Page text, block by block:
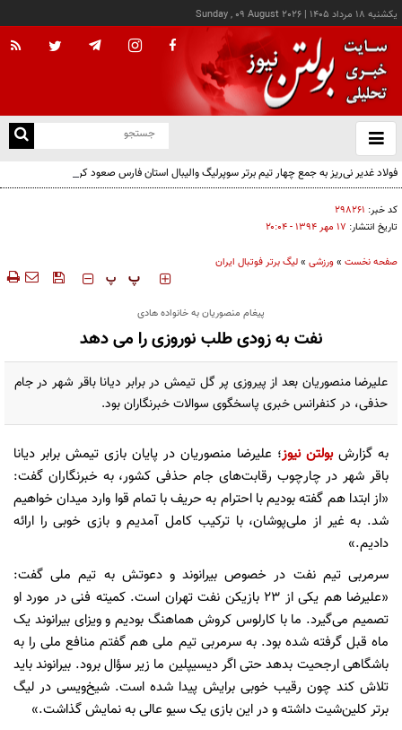
يکشنبه ۱۸ مرداد ۱۴۰۵ |
Sunday , 09 August 2026
باز
و
فولاد غدیر نی‌ریز به جمع چهار تیم برتر سوپرلیگ والیبال استان فارس صعود کرد
کد خبر: ۲۹۸۲۶۱
تاریخ انتشار: ۱۷ مهر ۱۳۹۴ - ۲۰:۰۴
صفحه نخست »ورزشی »لیگ برتر فوتبال ایران
‍‍‍ پ پ
پیغام منصوریان به خانواده هادی
نفت به زودی طلب نوروزی را می دهد
علیرضا منصوریان بعد از پیروزی پر گل تیمش در برابر دیانا باقر شهر در جام
حذفی، در کنفرانس خبری پاسخگوی سوالات خبرنگاران بود.
به گزارشبولتن نیوز؛ علیرضا منصوریان در پایان بازی تیمش برابر دیانا
باقر شهر در چارچوب رقابت‌های جام حذفی کشور، به خبرنگاران گفت:
«از ابتدا هم گفته بودیم با احترام به حریف با تمام قوا وارد میدان خواهیم
شد. به غیر از ملی‌پوشان، با ترکیب کامل آمدیم و بازی خوبی را ارائه
دادیم.»
سرمربی تیم نفت در خصوص بیرانوند و دعوتش به تیم ملی گفت:
«علیرضا هم یکی از 23 بازیکن نفت تهران است. کمیته فنی در مورد او
تصمیم می‌گیرد. ما با کارلوس کروش هماهنگ بودیم و ویزای بیرانوند یک
ماه قبل گرفته شده بود. به سرمربی تیم ملی هم گفتم منافع ملی را به
باشگاهی ارجحیت بدهد حتی اگر دیسیپلین ما زیر سؤال برود. بیرانوند باید
تلاش کند چون رقیب خوبی برایش پیدا شده است. شیخ‌ویسی در لیگ
برتر کلین‌شیت داشته و در این بازی یک سیو عالی به نمایش گذاشت.»